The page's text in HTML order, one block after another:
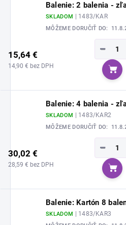
Balenie: 2 balenia -
SKLADOM | 1483/KAR
MÔŽEME DORUČIŤ DO:
15,64 €
14,90 € bez DPH
−
Balenie: 4 balenia -
SKLADOM | 1483/KAR2
MÔŽEME DORUČIŤ DO:
30,02 €
28,59 € bez DPH
−
Balenie: Kartón 8
SKLADOM | 1483/KAR3